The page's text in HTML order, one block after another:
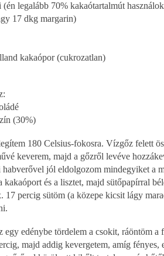
(én legalább 70% kakaótartalmút
17 dkg margarin)
kakaópor (cukrozatlan)
(30%)
180 Celsius-fokosra. Vízgőz felett
keverem, majd a gőzről levéve
habverővel jól eldolgozom mindegyiket a
kakaóport és a lisztet, majd sütőpapírral
17 percig sütöm (a közepe kicsit lágy
egy edénybe tördelem a csokit, ráöntöm
majd addig kevergetem, amíg fényes,